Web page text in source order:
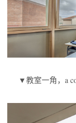
▼教室一角，a